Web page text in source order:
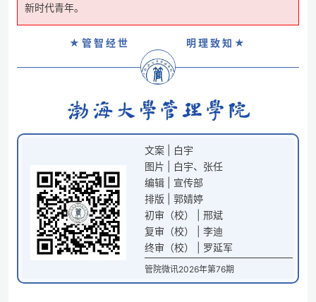
新时代青年。
★管智经世 明理致知★
文案 | 白宇
图片 | 白宇、张任
编辑 | 宣传部
排版 | 郭婧婷
初审（校） | 邢斌
复审（校） | 李迪
终审（校） | 罗延军
管院微讯2026年第76期